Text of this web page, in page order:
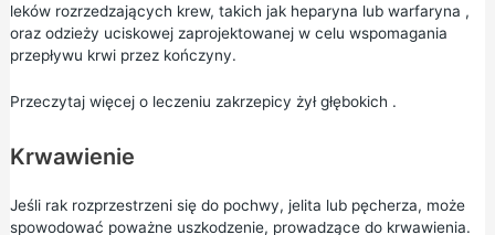
leków rozrzedzających krew, takich jak heparyna lub warfaryna ,
oraz odzieży uciskowej zaprojektowanej w celu wspomagania
przepływu krwi przez kończyny.
Przeczytaj więcej o leczeniu zakrzepicy żył głębokich .
Krwawienie
Jeśli rak rozprzestrzeni się do pochwy, jelita lub pęcherza, może
spowodować poważne uszkodzenie, prowadzące do krwawienia.